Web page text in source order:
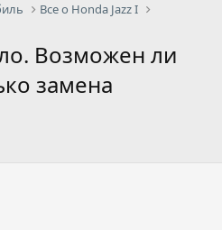
Все о Honda Jazz I
Возможен ли
замена